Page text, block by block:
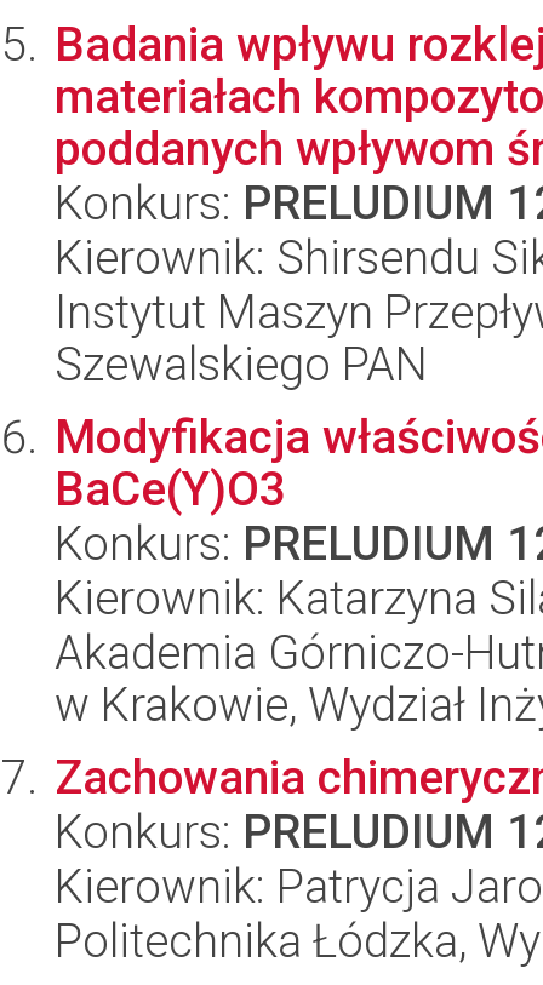
Badania wpływu
materiałach
poddanych wpływom
Konkurs: PRELUDIUM
Kierownik: Shirsendu
Instytut Maszyn
Szewalskiego PAN
Modyfikacja
BaCe(Y)O3
Konkurs: PRELUDIUM
Kierownik: Katarzyna
Akademia Górniczo-
w Krakowie, Wydział
Zachowania
Konkurs: PRELUDIUM
Kierownik: Patrycja
Politechnika Łódzka,